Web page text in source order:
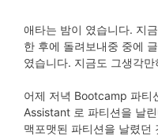
애타는 밤이 였습니다. 지
한 후에 돌려보내중 중에
였습니다. 지금도 그생각
어제 저녁 Bootcamp 파티
Assistant 로 파티션을 날
맥포맷된 파티션을 날렸던